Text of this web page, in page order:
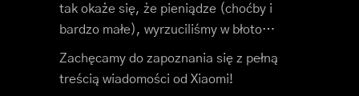
tak okaże się, że pieniądze (choćby i
bardzo małe), wyrzuciliśmy w błoto…
Zachęcamy do zapoznania się z pełną
treścią wiadomości od Xiaomi!